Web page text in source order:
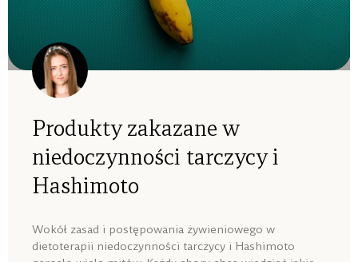
Produkty zakazane w
niedoczynności tarczycy i
Hashimoto
Wokół zasad i postępowania żywieniowego w
dietoterapii niedoczynności tarczycy i Hashimoto